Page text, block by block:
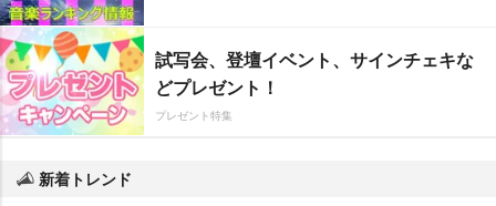
試写会、登壇イベント、サインチェキな
どプレゼント！
プレゼント特集
新着トレンド